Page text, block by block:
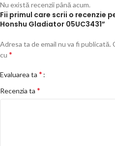
Nu există recenzii până acum.
Fii primul care scrii o recenzie
Honshu Gladiator 05UC3431”
Adresa ta de email nu va fi publicată.
cu *
Evaluarea ta *
Recenzia ta *